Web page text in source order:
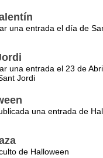
una entrada el día de
una entrada el 23 de
Jordi
una entrada de
de Halloween